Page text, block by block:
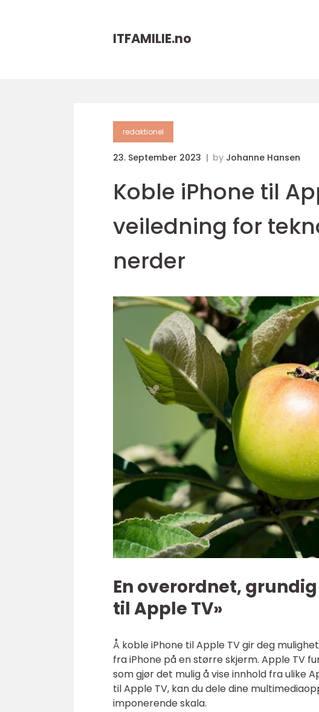
ITFAMILIE.no
redaktionel
23. September 2023 by Johanne Hansen
Koble iPhone til
veiledning for
nerder
En overordnet,
til Apple TV»
Å koble iPhone til Apple TV gir deg
fra iPhone på en større skjerm. Apple TV
som gjør det mulig å vise innhold fra ulike
til Apple TV, kan du dele dine
imponerende skala.